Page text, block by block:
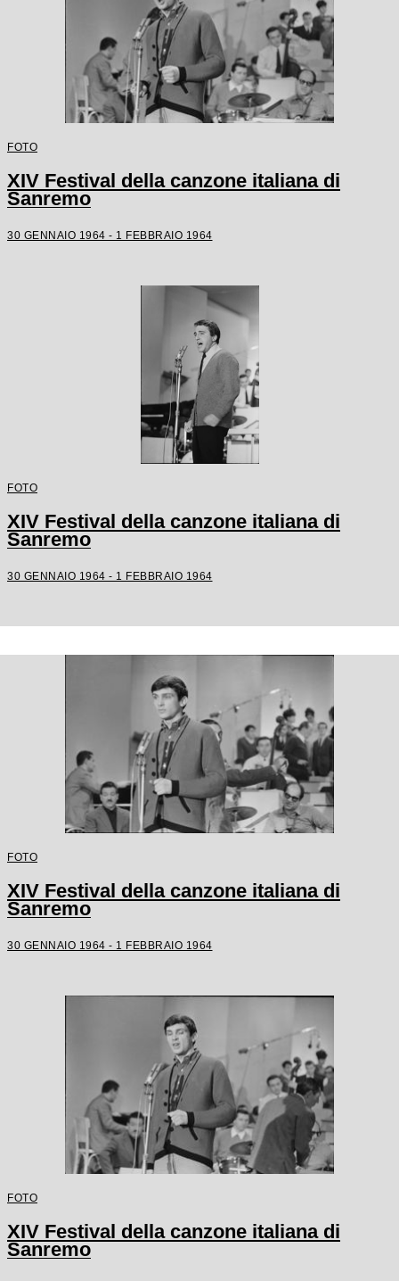
FOTO
XIV Festival della canzone italiana di
Sanremo
30 GENNAIO 1964 - 1 FEBBRAIO 1964
FOTO
XIV Festival della canzone italiana di
Sanremo
30 GENNAIO 1964 - 1 FEBBRAIO 1964
FOTO
XIV Festival della canzone italiana di
Sanremo
30 GENNAIO 1964 - 1 FEBBRAIO 1964
FOTO
XIV Festival della canzone italiana di
Sanremo